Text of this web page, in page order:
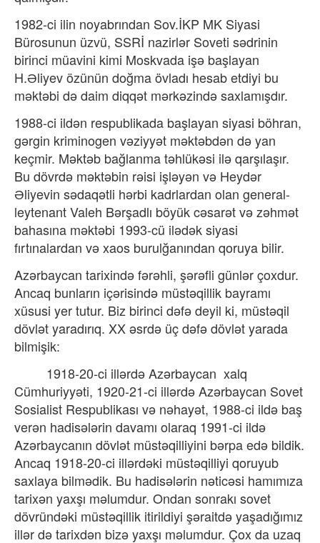
1982-ci ilin noyabrından Sov.İKP MK Siyasi
Bürosunun üzvü, SSRİ nazirlər Soveti sədrinin
birinci müavini kimi Moskvada işə başlayan
H.Əliyev özünün doğma övladı hesab etdiyi bu
məktəbi də daim diqqət mərkəzində saxlamışdır.
1988-ci ildən respublikada başlayan siyasi böhran,
gərgin kriminogen vəziyyət məktəbdən də yan
keçmir. Məktəb bağlanma təhlükəsi ilə qarşılaşır.
Bu dövrdə məktəbin rəisi işləyən və Heydər
Əliyevin sədaqətli hərbi kadrlardan olan general-
leytenant Valeh Bərşadlı böyük cəsarət və zəhmət
bahasına məktəbi 1993-cü ilədək siyasi
fırtınalardan və xaos burulğanından qoruya bilir.
Azərbaycan tarixində fərəhli, şərəfli günlər çoxdur.
Ancaq bunların içərisində müstəqillik bayramı
xüsusi yer tutur. Biz birinci dəfə deyil ki, müstəqil
dövlət yaradırıq. XX əsrdə üç dəfə dövlət yarada
bilmişik:
1918-20-ci illərdə Azərbaycan xalq
Cümhuriyyəti, 1920-21-ci illərdə Azərbaycan Sovet
Sosialist Respublikası və nəhayət, 1988-ci ildə baş
verən hadisələrin davamı olaraq 1991-ci ildə
Azərbaycanın dövlət müstəqilliyini bərpa edə bildik.
Ancaq 1918-20-ci illərdəki müstəqilliyi qoruyub
saxlaya bilmədik. Bu hadisələrin nəticəsi hamımıza
tarixən yaxşı məlumdur. Ondan sonrakı sovet
dövründəki müstəqillik itirildiyi şəraitdə yaşadığımız
illər də tarixdən bizə yaxşı məlumdur. Çox da uzaq